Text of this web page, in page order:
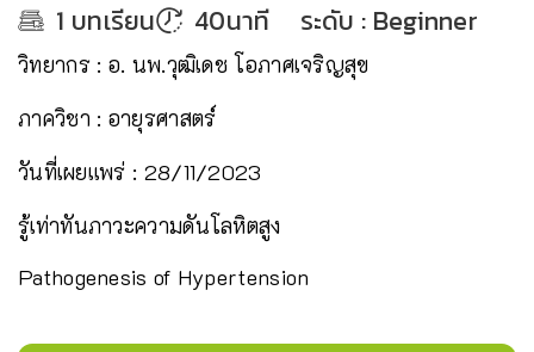
1 บทเรียน 40นาที ระดับ : Beginner
วิทยากร : อ. นพ.วุฒิเดช โอภาศเจริญสุข
ภาควิชา : อายุรศาสตร์
วันที่เผยแพร่ : 28/11/2023
รู้เท่าทันภาวะความดันโลหิตสูง
Pathogenesis of Hypertension